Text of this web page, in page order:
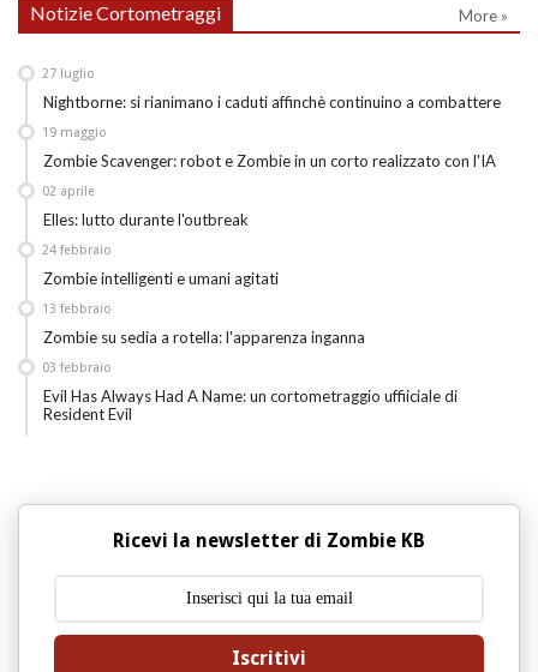
Notizie Cortometraggi More »
Nightborne: si rianimano i caduti affinchè continuino a combattere
27 luglio
Zombie Scavenger: robot e Zombie in un corto realizzato con l'IA
19 maggio
Elles: lutto durante l'outbreak
02 aprile
Zombie intelligenti e umani agitati
24 febbraio
Zombie su sedia a rotella: l'apparenza inganna
13 febbraio
Evil Has Always Had A Name: un cortometraggio uffiiciale di
Resident Evil
03 febbraio
Ricevi la newsletter di Zombie KB
Iscritivi